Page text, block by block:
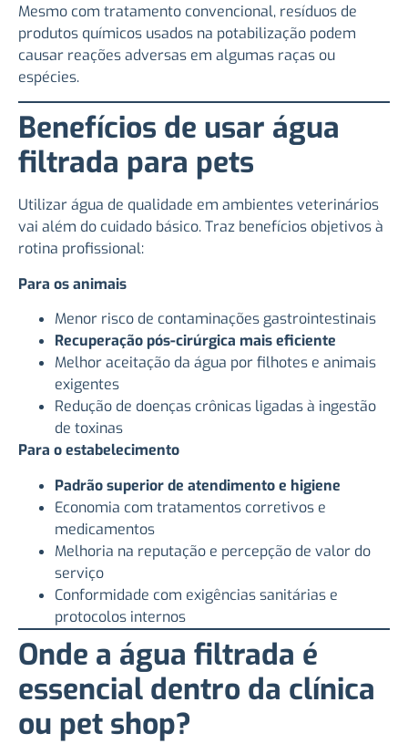
Mesmo com tratamento convencional, resíduos de
produtos químicos usados na potabilização podem
causar reações adversas em algumas raças ou
espécies.
Benefícios de usar água
filtrada para pets
Utilizar água de qualidade em ambientes veterinários
vai além do cuidado básico. Traz benefícios objetivos à
rotina profissional:
Para os animais
Menor risco de contaminações gastrointestinais
Recuperação pós-cirúrgica mais eficiente
Melhor aceitação da água por filhotes e animais
exigentes
Redução de doenças crônicas ligadas à ingestão
de toxinas
Para o estabelecimento
Padrão superior de atendimento e higiene
Economia com tratamentos corretivos e
medicamentos
Melhoria na reputação e percepção de valor do
serviço
Conformidade com exigências sanitárias e
protocolos internos
Onde a água filtrada é
essencial dentro da clínica
ou pet shop?